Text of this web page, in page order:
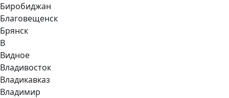
Биробиджан
Благовещенск
Брянск
В
Видное
Владивосток
Владикавказ
Владимир